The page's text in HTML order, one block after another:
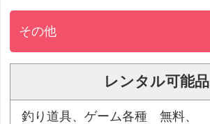
その他
レンタル可能品
釣り道具、ゲーム各種 無料、